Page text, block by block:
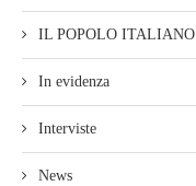
IL POPOLO ITALIANO
In evidenza
Interviste
News